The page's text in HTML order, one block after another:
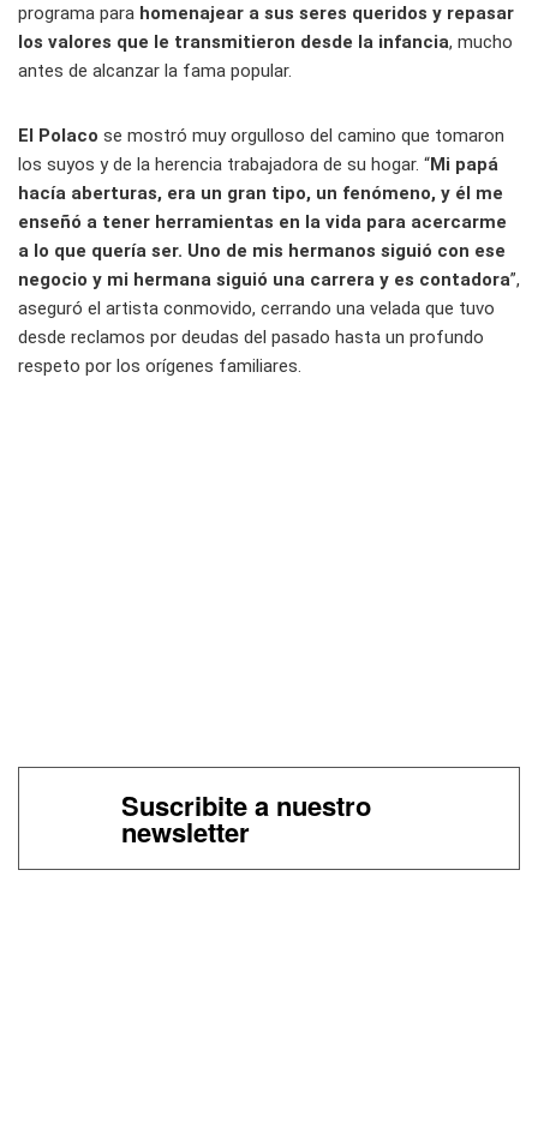
programa para homenajear a sus seres queridos y repasar
los valores que le transmitieron desde la infancia, mucho
antes de alcanzar la fama popular.
El Polaco se mostró muy orgulloso del camino que tomaron
los suyos y de la herencia trabajadora de su hogar. “Mi papá
hacía aberturas, era un gran tipo, un fenómeno, y él me
enseñó a tener herramientas en la vida para acercarme
a lo que quería ser. Uno de mis hermanos siguió con ese
negocio y mi hermana siguió una carrera y es contadora”,
aseguró el artista conmovido, cerrando una velada que tuvo
desde reclamos por deudas del pasado hasta un profundo
respeto por los orígenes familiares.
Suscribite a nuestro
newsletter